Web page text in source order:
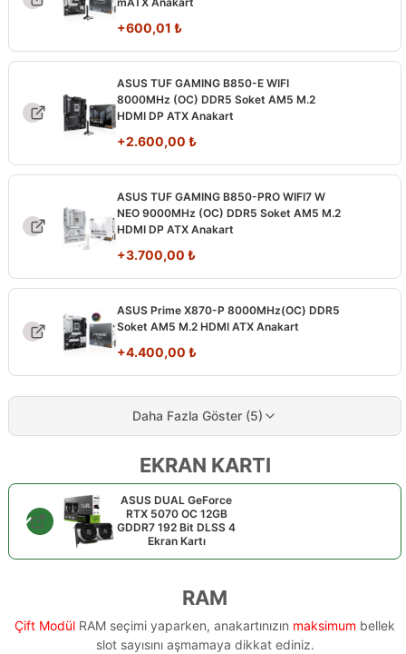
+600,01 ₺
ASUS TUF GAMING B850-E WIFI
8000MHz (OC) DDR5 Soket AM5 M.2
HDMI DP ATX Anakart
+2.600,00 ₺
ASUS TUF GAMING B850-PRO WIFI7 W
NEO 9000MHz (OC) DDR5 Soket AM5 M.2
HDMI DP ATX Anakart
+3.700,00 ₺
ASUS Prime X870-P 8000MHz(OC) DDR5
Soket AM5 M.2 HDMI ATX Anakart
+4.400,00 ₺
Daha Fazla Göster (5)
EKRAN KARTI
ASUS DUAL GeForce
RTX 5070 OC 12GB
GDDR7 192 Bit DLSS 4
Ekran Kartı
RAM
Çift Modül RAM seçimi yaparken, anakartınızın maksimum bellek
slot sayısını aşmamaya dikkat ediniz.